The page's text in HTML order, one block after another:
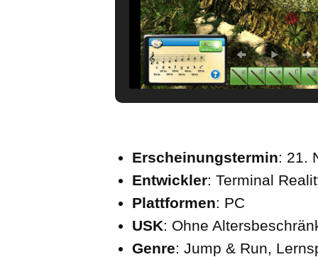
Erscheinungstermin: 21.
Entwickler: Terminal
Plattformen: PC
USK: Ohne
Genre: Jump & Run,